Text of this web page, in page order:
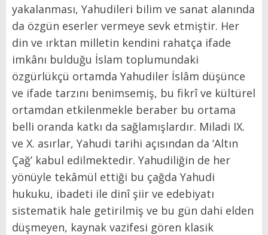
yakalanması, Yahudileri bilim ve sanat alanında
da özgün eserler vermeye sevk etmiştir. Her
din ve ırktan milletin kendini rahatça ifade
imkânı bulduğu İslam toplumundaki
özgürlükçü ortamda Yahudiler İslâm düşünce
ve ifade tarzını benimsemiş, bu fikrî ve kültürel
ortamdan etkilenmekle beraber bu ortama
belli oranda katkı da sağlamışlardır. Miladi IX.
ve X. asırlar, Yahudi tarihi açısından da ‘Altın
Çağ’ kabul edilmektedir. Yahudiliğin de her
yönüyle tekâmül ettiği bu çağda Yahudi
hukuku, ibadeti ile dinî şiir ve edebiyatı
sistematik hale getirilmiş ve bu gün dahi elden
düşmeyen, kaynak vazifesi gören klasik